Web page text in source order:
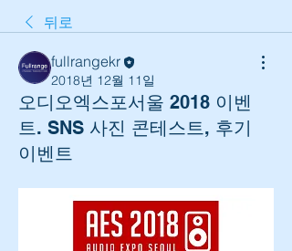
뒤로
fullrangekr
2018년 12월 11일
오디오엑스포서울 2018 이벤
트. SNS 사진 콘테스트, 후기
이벤트